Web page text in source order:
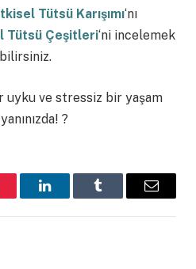
Tütsü Karışımı‘nı
Tütsü Çeşitleri‘ni incelemek
uyku ve stressiz bir yaşam
?
LinkedInTumblr Email